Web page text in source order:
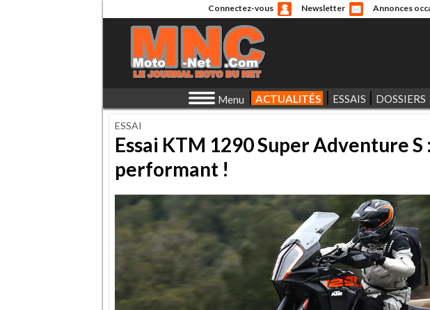
Connectez-vous Newsletter Annonces
Menu ACTUALITÉS ESSAIS DOSSIERS
ESSAI
Essai KTM 1290 Super Adventure
performant !